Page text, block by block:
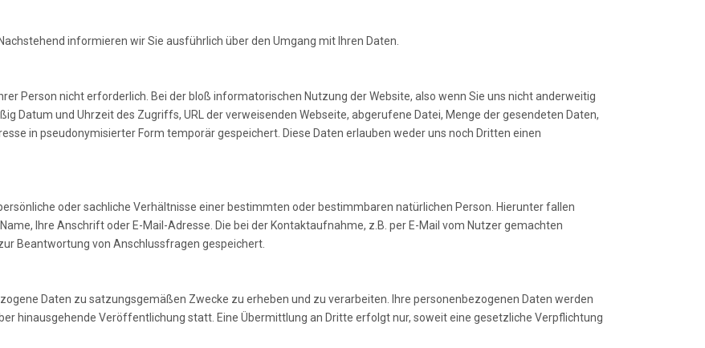
informieren wir Sie ausführlich über den Umgang mit Ihren Daten.
Person nicht erforderlich. Bei der bloß informatorischen Nutzung der Website, also wenn Sie uns nicht anderweitig
Datum und Uhrzeit des Zugriffs, URL der verweisenden Webseite, abgerufene Datei, Menge der gesendeten Daten,
in pseudonymisierter Form temporär gespeichert. Diese Daten erlauben weder uns noch Dritten einen
oder sachliche Verhältnisse einer bestimmten oder bestimmbaren natürlichen Person. Hierunter fallen
Ihre Anschrift oder E-Mail-Adresse. Die bei der Kontaktaufnahme, z.B. per E-Mail vom Nutzer gemachten
Beantwortung von Anschlussfragen gespeichert.
Daten zu satzungsgemäßen Zwecke zu erheben und zu verarbeiten. Ihre personenbezogenen Daten werden
hinausgehende Veröffentlichung statt. Eine Übermittlung an Dritte erfolgt nur, soweit eine gesetzliche Verpflichtung